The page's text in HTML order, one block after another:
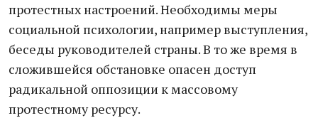
протестных настроений. Необходимы меры
социальной психологии, например выступления,
беседы руководителей страны. В то же время в
сложившейся обстановке опасен доступ
радикальной оппозиции к массовому
протестному ресурсу.